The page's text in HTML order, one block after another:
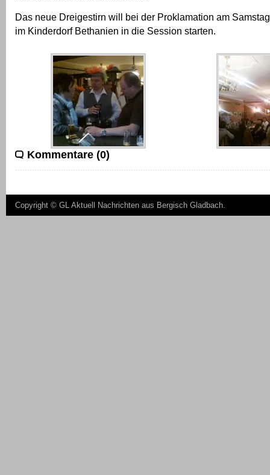
Das neue Dreigestirn will bei der Proklamation am
im Kinderdorf Bethanien in die Session starten.
Kommentare (0)
Copyright © GL Aktuell Nachrichten aus Bergisch Gladbach